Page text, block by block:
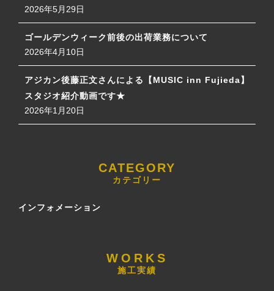
2026年5月29日
ゴールデンウィーク前後の出荷業務について
2026年4月10日
アジカン後藤正文さんによる【MUSIC inn Fujieda】
スタジオ紹介動画です★
2026年1月20日
カテゴリー
インフォメーション
施工実績